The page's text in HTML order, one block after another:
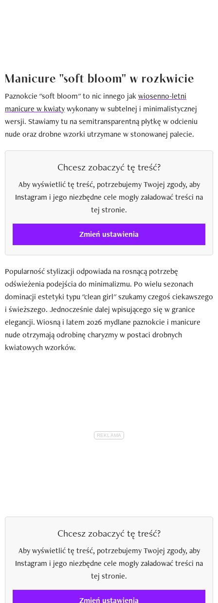
Manicure "soft bloom" w rozkwicie
Paznokcie "soft bloom" to nic innego jak wiosenno-letni
manicure w kwiatywykonany w subtelnej i minimalistycznej
wersji. Stawiamy tu na semitransparentną płytkę w odcieniu
nude oraz drobne wzorki utrzymane w stonowanej palecie.
Chcesz zobaczyć tę treść?
Aby wyświetlić tę treść, potrzebujemy Twojej zgody, aby
Instagram i jego niezbędne cele mogły załadować treści na
tej stronie.
Zmień ustawienia
Popularność stylizacji odpowiada na rosnącą potrzebę
odświeżenia podejścia do minimalizmu. Po wielu sezonach
dominacji estetyki typu "clean girl" szukamy czegoś ciekawszego
i świeższego. Jednocześnie dalej wpisującego się w granice
elegancji. Wiosną i latem 2026 mydlane paznokcie i manicure
nude otrzymają odrobinę charyzmy w postaci drobnych
kwiatowych wzorków.
Chcesz zobaczyć tę treść?
Aby wyświetlić tę treść, potrzebujemy Twojej zgody, aby
Instagram i jego niezbędne cele mogły załadować treści na
tej stronie.
Zmień ustawienia